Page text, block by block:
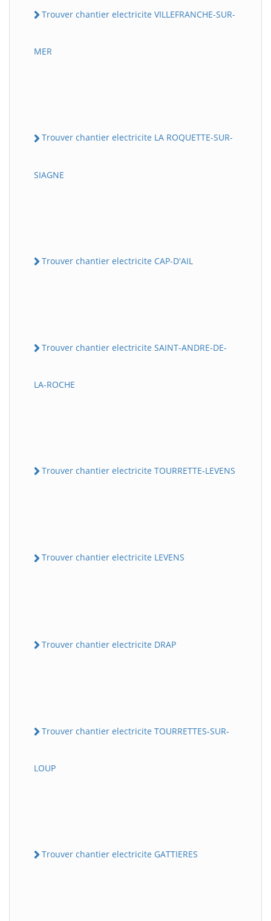
Trouver chantier electricite VILLEFRANCHE-SUR-
MER
Trouver chantier electricite LA ROQUETTE-SUR-
SIAGNE
Trouver chantier electricite CAP-D'AIL
Trouver chantier electricite SAINT-ANDRE-DE-
LA-ROCHE
Trouver chantier electricite TOURRETTE-LEVENS
Trouver chantier electricite LEVENS
Trouver chantier electricite DRAP
Trouver chantier electricite TOURRETTES-SUR-
LOUP
Trouver chantier electricite GATTIERES